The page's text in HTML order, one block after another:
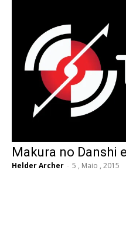
Makura no Danshi
Helder Archer - 5 , Maio , 2015